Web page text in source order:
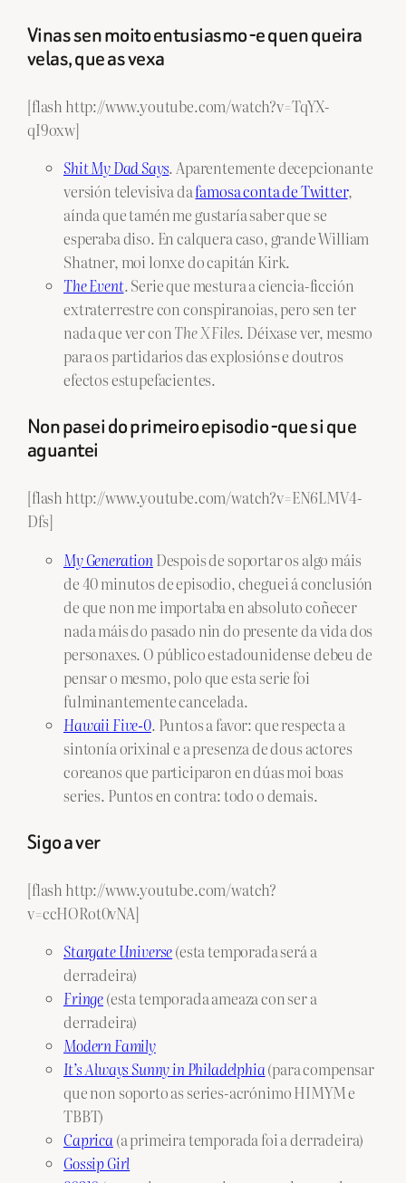
Vinas sen moito entusiasmo -e quen queira
velas, que as vexa
[flash http://www.youtube.com/watch?v=TqYX-
qI9oxw]
Shit My Dad Says. Aparentemente decepcionante
versión televisiva dafamosa conta de Twitter,
aínda que tamén me gustaría saber que se
esperaba diso. En calquera caso, grande William
Shatner, moi lonxe do capitán Kirk.
The Event. Serie que mestura a ciencia-ficción
extraterrestre con conspiranoias, pero sen ter
nada que ver conThe X Files. Déixase ver, mesmo
para os partidarios das explosións e doutros
efectos estupefacientes.
Non pasei do primeiro episodio -que si que
aguantei
[flash http://www.youtube.com/watch?v=EN6LMV4-
Dfs]
My Generation Despois de soportar os algo máis
de 40 minutos de episodio, cheguei á conclusión
de que non me importaba en absoluto coñecer
nada máis do pasado nin do presente da vida dos
personaxes. O público estadounidense debeu de
pensar o mesmo, polo que esta serie foi
fulminantemente cancelada.
Hawaii Five-0. Puntos a favor: que respecta a
sintonía orixinal e a presenza de dous actores
coreanos que participaron en dúas moi boas
series. Puntos en contra: todo o demais.
Sigo a ver
[flash http://www.youtube.com/watch?
v=ccHORot0vNA]
Stargate Universe(esta temporada será a
derradeira)
Fringe(esta temporada ameaza con ser a
derradeira)
Modern Family
It’s Always Sunny in Philadelphia(para compensar
que non soporto as series-acrónimo HIMYM e
TBBT)
Caprica(a primeira temporada foi a derradeira)
Gossip Girl